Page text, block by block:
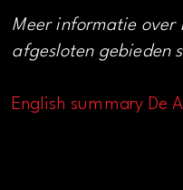
Meer informatie over
afgesloten gebieden
English summary De